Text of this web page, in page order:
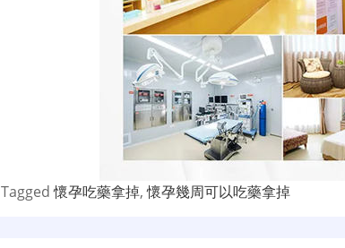
Tagged懷孕吃藥拿掉,懷孕幾周可以吃藥拿掉